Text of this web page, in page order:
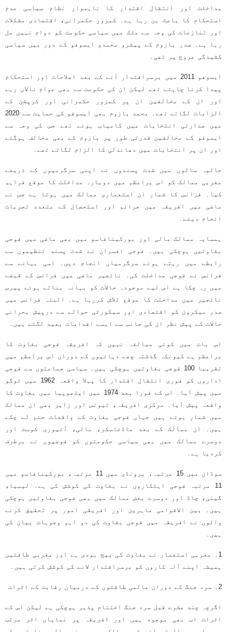
مداخلت اور انتقال اقتدار کا ناہموار نظام سیاسی عدم
استحکام کا باعث بن رہا ہے۔ کمزور حکمرانی، اقتصادی مشکلات
اور تنازعات کی وجہ سے ملک میں سیاسی حکومت کو دوام نہیں مل
رہا ہے۔ صدر بازوم کے پیشرو محمدو ایسوفو کے دور میں سیاسی
کشیدگی عروج پر تھی۔
ایسوفو 2011 میں برسراقتدار آنے کے بعد اصلاحات اور استحکام
پیدا کرنا چاہتے تھے لیکن ان کی حکومت سے بھی عوام نالاں رہے
اور ان کے مخالفین ان پر کمزور حکمرانی اور کرپشن کے
الزامات لگاتے تھے۔ محمد بازوم بھی ایسوفو کی حمایت سے 2020
میں صدارتی انتخابات میں کامیاب ہوئے تھے جس کی وجہ سے
ایسوفو کے مخالفین قدرتی طور پر بازوم کے بھی مخالف ہوگئے
اور ان پر انتخابات میں دھاندلی کا الزام لگاتے تھے۔
حالیہ سالوں میں شدت پسندوں نے اپنی سرگرمیوں کے ذریعے
مغربی ممالک کو اس براعظم میں دوبارہ مداخلت کا موقع فراہم
کیا۔ فرانس کا شمار ان استعماری ممالک میں ہوتا ہے جس نے
ماضی میں افریقہ میں جرائم اور استحصال کے متعدد تجربات
انجام دیئے۔
ہمسایہ ممالک مالی اور بورکینافاسو میں بھی ماضی میں فوجی
بغاوتیں ہوچکی ہیں۔ فوجی افسران نے شدت پسند تنظیموں سے
رابطے میں رہتے ہوئے سرگرمیاں انجام دیں۔ اسی بہانے سے
فرانس نے فوجی مداخلت کی۔ نائجیر ماضی میں فرانس کے قبضے
میں رہ چکا ہے اس لیے موجودہ حالات کو بہانہ بناتے ہوئے پیرس
نائجیر میں مداخلت کا موقع تلاش کررہا ہے۔ البتہ فرانس میں
صدر میکرون کو اقتصادی اور سیکورٹی حوالے سے درپیش بحرانی
حالات کے پیش نظر ان کی جانب سے ایسے اقدامات بعید لگتے ہیں۔
اس بات میں کوئی مبالغہ نہیں کہ افریقہ فوجی بغاوت کا
براعظم ہے کیونکہ گذشتہ چھے دہائیوں کے دوران اس براعظم میں
تقریبا 100 فوجی بغاوتیں ہوچکی ہیں۔ سیاسی جماعتوں سے فوجی
اداروں کو فوری انتقال اقتدار کا پہلا واقعہ 1962 میں ٹوگو
میں پیش آیا۔ اس کے فورا بعد 1974 میں ایتھوپیا میں بغاوت کا
واقعہ پیش آیا۔ مرکزی افریقہ، تیونس اور زایر بھی ان ممالک
میں شمار ہوتے ہیں جہاں فوجی بغاوت کے واقعات جنم لے چکے
ہیں۔ ان ممالک کے بعد ماڈغاسکر، مالی، آئیوری کوسٹ اور
دوسرے ممالک میں بھی سیاسی حکومتوں کو فوجیوں نے برطرف
کردیا ہے۔
سوڈان میں 15 مرتبہ، برونڈی میں 11 مرتبہ، بورکینافاسو میں
11 مرتبہ فوجی اہلکاروں نے بغاوت کی کوشش کی ہے۔ لیبیا،
گینی، چاڈ اور دوسرے بعض ممالک میں بھی فوجی بغاوتیں ہوچکی
ہیں۔ بین الاقوامی ماہرین اور افریقی امور پر تحقیق کرنے
والوں نے افریقہ میں فوجی بغاوت کی دو اہم وجوہات بیان کی
ہیں۔
1۔ مغربی استعمار نے بغاوت کی بیج بودی ہے اور مغربی طاقتیں
ہمیشہ اپنے آلہ کاروں کو برسراقتدار لانے کی کوشش کرتی ہیں۔
2۔ سرد جنگ کے دوران عالمی طاقتوں کے درمیان رقابت کے اثرات
اگرچہ چند عشرے قبل سرد جنگ اختتام پذیر ہوچکی ہے لیکن اس کے
اثرات اب بھی موجود ہیں اور افریقہ پر نمایاں اثر مرتب